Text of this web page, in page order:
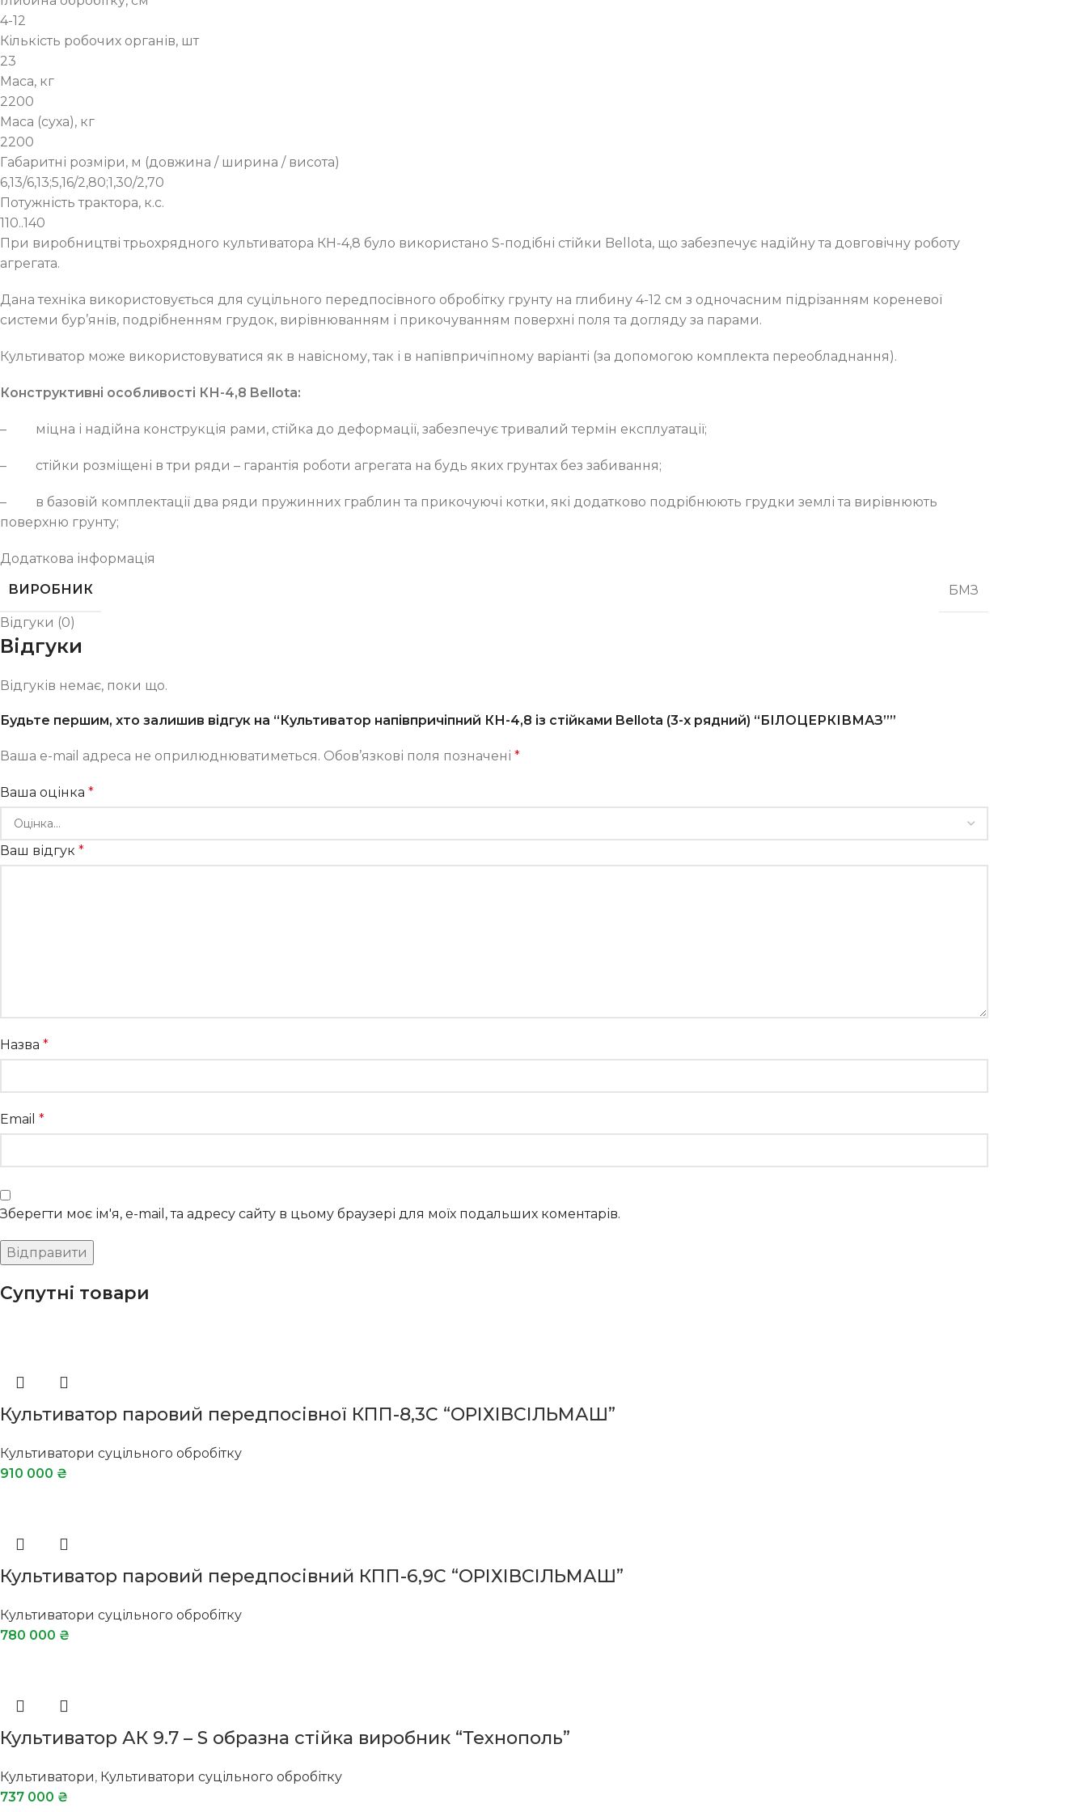
4-12
Кількість робочих органів, шт
23
Маса, кг
2200
Маса (суха), кг
2200
Габаритні розміри, м (довжина / ширина / висота)
6,13/6,13;5,16/2,80;1,30/2,70
Потужність трактора, к.с.
110..140
При виробництві трьохрядного культиватора КН-4,8 було використано S-подібні стійки Bellota, що забезпечує надійну та довговічну роботу
агрегата.
Дана техніка використовується для суцільного передпосівного обробітку грунту на глибину 4-12 см з одночасним підрізанням кореневої
системи бур’янів, подрібненням грудок, вирівнюванням і прикочуванням поверхні поля та догляду за парами.
Культиватор може використовуватися як в навісному, так і в напівпричіпному варіанті (за допомогою комплекта переобладнання).
Конструктивні особливості КН-4,8 Bellota:
– міцна і надійна конструкція рами, стійка до деформації, забезпечує тривалий термін експлуатації;
– стійки розміщені в три ряди – гарантія роботи агрегата на будь яких грунтах без забивання;
– в базовій комплектації два ряди пружинних граблин та прикочуючі котки, які додатково подрібнюють грудки землі та вирівнюють
поверхню грунту;
Додаткова інформація
ВИРОБНИК
БМЗ
Відгуки (0)
Відгуки
Відгуків немає, поки що.
Будьте першим, хто залишив відгук на “Культиватор напівпричіпний КН-4,8 із стійками Bellota (3-х рядний) “БІЛОЦЕРКІВМАЗ””
Ваша e-mail адреса не оприлюднюватиметься. Обов’язкові поля позначені *
Ваша оцінка *
Ваш відгук *
Назва *
Email *
Зберегти моє ім'я, e-mail, та адресу сайту в цьому браузері для моїх подальших коментарів.
Супутні товари
Культиватор паровий передпосівної КПП-8,3С “ОРІХІВСІЛЬМАШ”
Культиватори суцільного обробітку
910 000 ₴
Культиватор паровий передпосівний КПП-6,9С “ОРІХІВСІЛЬМАШ”
Культиватори суцільного обробітку
780 000 ₴
Культиватор АК 9.7 – S образна стійка виробник “Технополь”
Культиватори, Культиватори суцільного обробітку
737 000 ₴